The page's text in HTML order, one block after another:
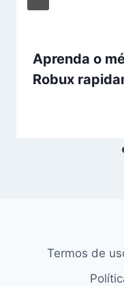
Aprenda o
Robux
Termos de